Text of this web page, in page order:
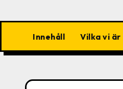
Innehåll Vilka vi är